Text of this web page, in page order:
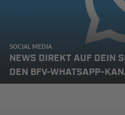
SOCIAL MEDIA
NEWS DIREKT AUF DEIN
DEN BFV-WHATSAPP-